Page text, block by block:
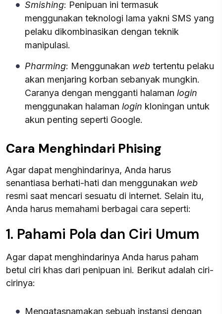
Smishing: Penipuan ini termasuk
menggunakan teknologi lama yakni SMS yang
pelaku dikombinasikan dengan teknik
manipulasi.
Pharming: Menggunakan web tertentu pelaku
akan menjaring korban sebanyak mungkin.
Caranya dengan mengganti halaman login
menggunakan halaman login kloningan untuk
akun penting seperti Google.
Cara Menghindari Phising
Agar dapat menghindarinya, Anda harus
senantiasa berhati-hati dan menggunakan web
resmi saat mencari sesuatu di internet. Selain itu,
Anda harus memahami berbagai cara seperti:
1. Pahami Pola dan Ciri Umum
Agar dapat menghindarinya Anda harus paham
betul ciri khas dari penipuan ini. Berikut adalah ciri-
cirinya:
Mengatasnamakan sebuah instansi dengan